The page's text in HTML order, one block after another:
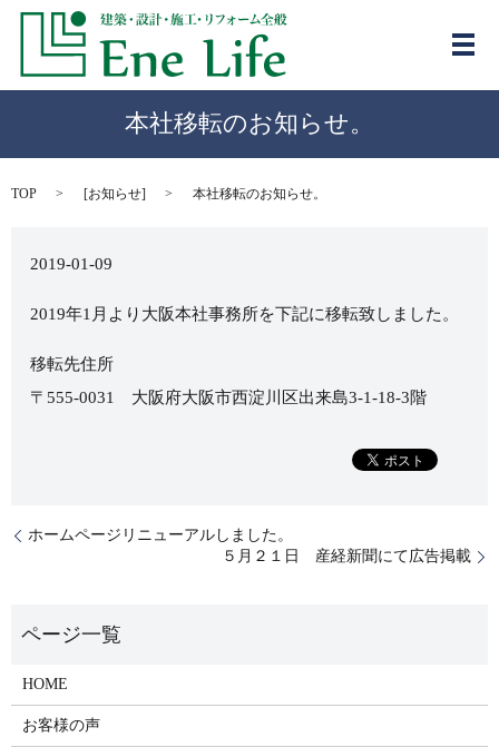
メ
本社移転のお知らせ。
TOP [お知らせ] 本社移転のお知らせ。
2019-01-09
2019年1月より大阪本社事務所を下記に移転致しました。
移転先住所
〒555-0031 大阪府大阪市西淀川区出来島3-1-18-3階
ホームページリニューアルしました。
５月２１日 産経新聞にて広告掲載
HOME
お客様の声